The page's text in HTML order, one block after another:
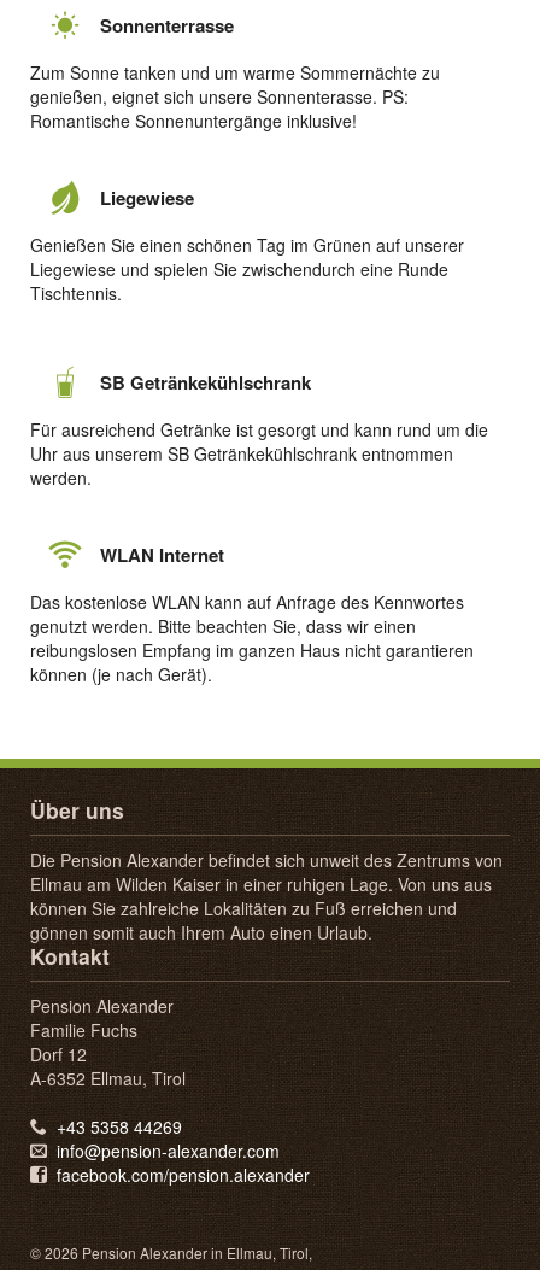
Sonnenterrasse
Zum Sonne tanken und um warme Sommernächte zu
genießen, eignet sich unsere Sonnenterasse. PS:
Romantische Sonnenuntergänge inklusive!
Liegewiese
Genießen Sie einen schönen Tag im Grünen auf unserer
Liegewiese und spielen Sie zwischendurch eine Runde
Tischtennis.
SB Getränkekühlschrank
Für ausreichend Getränke ist gesorgt und kann rund um die
Uhr aus unserem SB Getränkekühlschrank entnommen
werden.
WLAN Internet
Das kostenlose WLAN kann auf Anfrage des Kennwortes
genutzt werden. Bitte beachten Sie, dass wir einen
reibungslosen Empfang im ganzen Haus nicht garantieren
können (je nach Gerät).
Über uns
Die Pension Alexander befindet sich unweit des Zentrums von
Ellmau am Wilden Kaiser in einer ruhigen Lage. Von uns aus
können Sie zahlreiche Lokalitäten zu Fuß erreichen und
gönnen somit auch Ihrem Auto einen Urlaub.
Kontakt
Pension Alexander
Familie Fuchs
Dorf 12
A-6352 Ellmau, Tirol
+43 5358 44269
info@pension-alexander.com
facebook.com/pension.alexander
© 2026 Pension Alexander in Ellmau, Tirol,